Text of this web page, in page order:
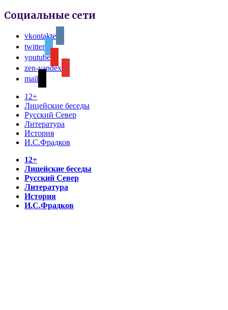
Социальные сети
vkontakte
twitter
youtube
zen-yandex
mail
12+
Лицейские беседы
Русский Север
Литература
История
И.С.Фрадков
12+
Лицейские беседы
Русский Север
Литература
История
И.С.Фрадков